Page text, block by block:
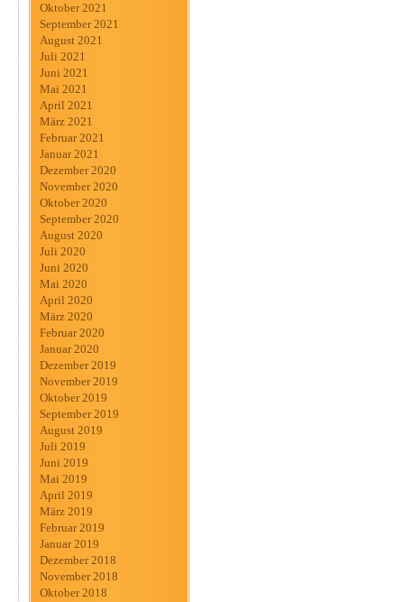
Oktober 2021
September 2021
August 2021
Juli 2021
Juni 2021
Mai 2021
April 2021
März 2021
Februar 2021
Januar 2021
Dezember 2020
November 2020
Oktober 2020
September 2020
August 2020
Juli 2020
Juni 2020
Mai 2020
April 2020
März 2020
Februar 2020
Januar 2020
Dezember 2019
November 2019
Oktober 2019
September 2019
August 2019
Juli 2019
Juni 2019
Mai 2019
April 2019
März 2019
Februar 2019
Januar 2019
Dezember 2018
November 2018
Oktober 2018